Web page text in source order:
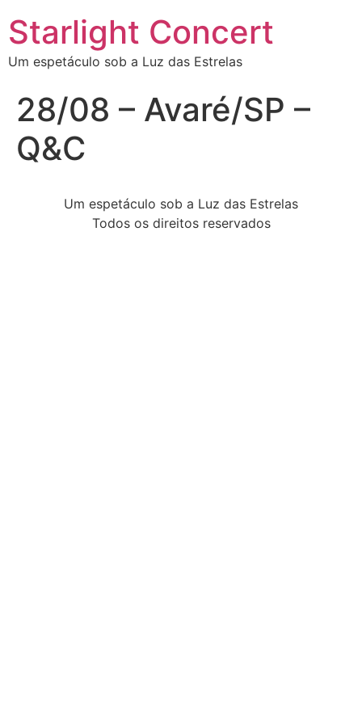
Starlight Concert
Um espetáculo sob a Luz das Estrelas
28/08 – Avaré/SP –
Q&C
Um espetáculo sob a Luz das Estrelas
Todos os direitos reservados